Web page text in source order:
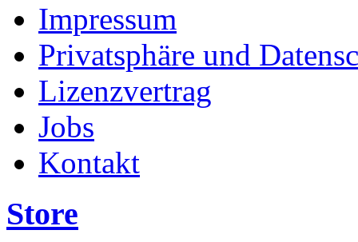
Impressum
Privatsphäre und
Lizenzvertrag
Jobs
Kontakt
Store